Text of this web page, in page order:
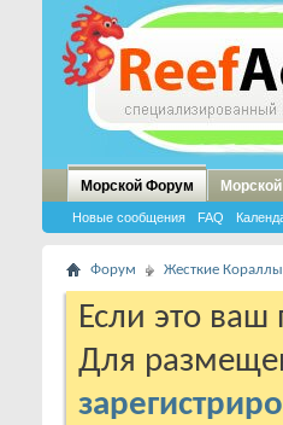
Морской Форум
Новые сообщения FAQ
Форум Жесткие Кораллы
Если это
Для